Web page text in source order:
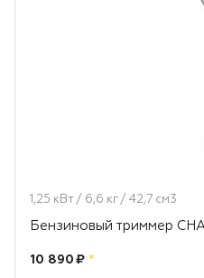
1,25 кВт / 6,6 кг / 42,7 см3
Бензиновый триммер
Цена:
10 890 ₽ рублей
*